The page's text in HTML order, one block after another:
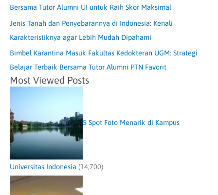
Bersama Tutor Alumni UI untuk Raih Skor Maksimal
Jenis Tanah dan Penyebarannya di Indonesia: Kenali
Karakteristiknya agar Lebih Mudah Dipahami
Bimbel Karantina Masuk Fakultas Kedokteran UGM: Strategi
Belajar Terbaik Bersama Tutor Alumni PTN Favorit
Most Viewed Posts
5 Spot Foto Menarik di Kampus
Universitas Indonesia (14,700)